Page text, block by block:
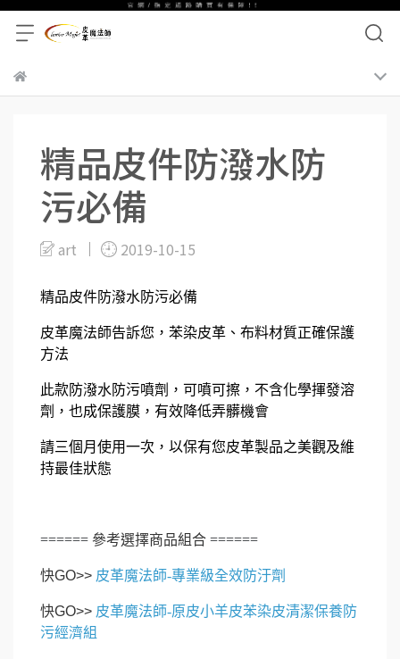
精品皮件防潑水防
污必備
art 2019-10-15
精品皮件防潑水防污必備
皮革魔法師告訴您，苯染皮革、布料材質正確保護
方法
此款防潑水防污噴劑，可噴可擦，不含化學揮發溶
劑，也成保護膜，有效降低弄髒機會
請三個月使用一次，以保有您皮革製品之美觀及維
持最佳狀態
====== 參考選擇商品組合 ======
快GO>> 皮革魔法師-專業級全效防汙劑
快GO>> 皮革魔法師-原皮小羊皮苯染皮清潔保養防
污經濟組